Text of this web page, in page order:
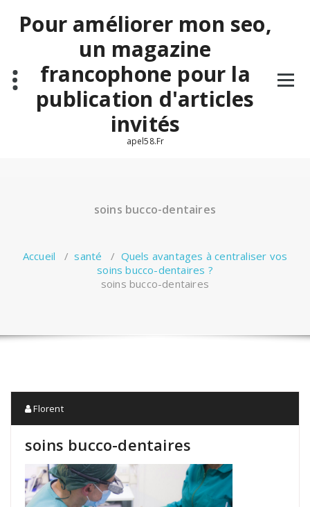
contenuPour améliorer mon seo,
un magazine
francophone pour la
publication d'articles
invités
apel58.Fr
soins bucco-dentaires
Accueil /santé / Quels avantages à centraliser vos
soins bucco-dentaires ?
soins bucco-dentaires
Florent
soins bucco-dentaires